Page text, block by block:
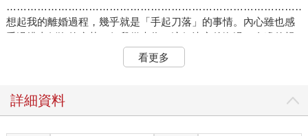
想起我的離婚過程，幾乎就是「手起刀落」的事情。內心雖也感
受過排山倒海的痛苦，但我從未為了這個決定後悔過。身邊的親
友們總問我：「你怎麼就離婚了呢？」
「難道就不能為了孩子忍一忍嗎？」
而我也總是回答：「完整算什麼？我要她們幸福啊。」
看更多
詳細資料